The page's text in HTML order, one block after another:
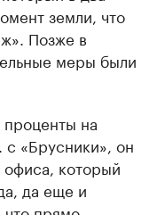
земли, что
Позже в
меры были
проценты на
«Брусники», он
офиса, который
да еще и